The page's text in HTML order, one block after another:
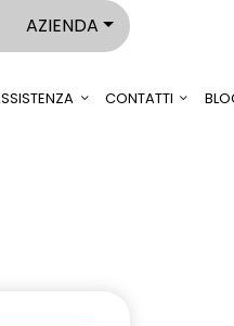
AZIENDA
CONTATTI